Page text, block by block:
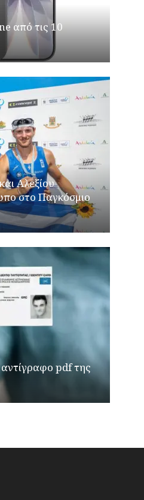
από τις 10
Αλεξίου
στο Παγκόσμιο
pdf της